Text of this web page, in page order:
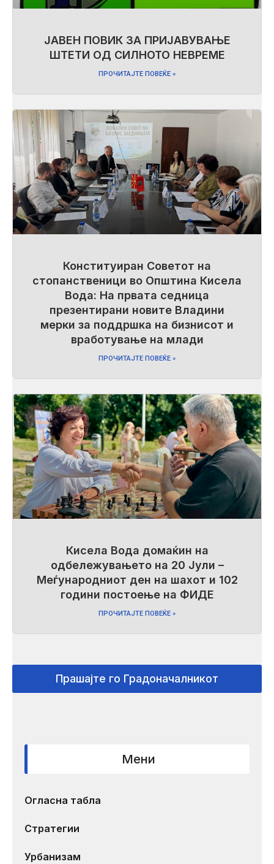
ЈАВЕН ПОВИК ЗА ПРИЈАВУВАЊЕ
ШТЕТИ ОД СИЛНОТО НЕВРЕМЕ
ПРОЧИТАЈТЕ ПОВЕЌЕ »
Конституиран Советот на
стопанственици во Општина Кисела
Вода: На првата седница
презентирани новите Владини
мерки за поддршка на бизнисот и
вработување на млади
ПРОЧИТАЈТЕ ПОВЕЌЕ »
Кисела Вода домаќин на
одбележувањето на 20 Јули –
Меѓународниот ден на шахот и 102
години постоење на ФИДЕ
ПРОЧИТАЈТЕ ПОВЕЌЕ »
Прашајте го Градоначалникот
Мени
Огласна табла
Стратегии
Урбанизам